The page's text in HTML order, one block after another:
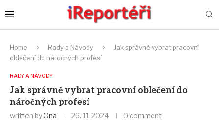
Home Rady a Návody
Jak správně vybrat pracovní
oblečení do náročných profesí
RADY A NÁVODY
Jak správně vybrat pracovní oblečení do
náročných profesí
written byOna 26. 11. 2024 0 comment